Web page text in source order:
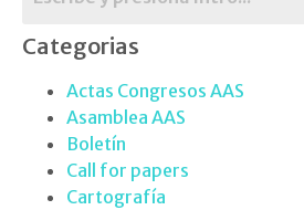
Categorias
Actas Congresos AAS
Asamblea AAS
Boletín
Call for papers
Cartografía